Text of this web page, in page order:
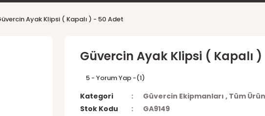
Ayak Klipsi ( Kapalı ) - 50 Adet
Güvercin Ayak Klipsi ( Kapalı
5 - Yorum Yap -(1)
Kategori Güvercin Ekipmanları , Tüm
Stok Kodu
GA9149